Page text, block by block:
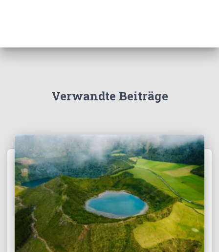
Verwandte Beiträge